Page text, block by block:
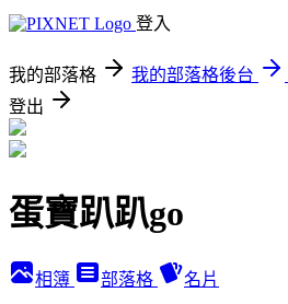
登入
我的部落格 我的部落格後台
登出
蛋寶趴趴go
相簿 部落格 名片